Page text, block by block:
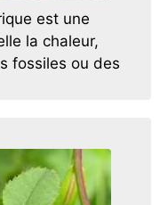
est une
la chaleur,
fossiles ou des